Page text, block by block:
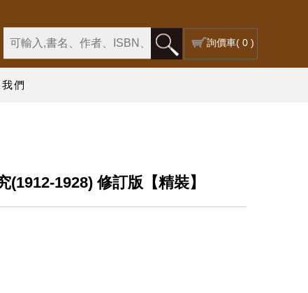
詢價車( 0 )
們
(1912-1928) 修訂版【精裝】